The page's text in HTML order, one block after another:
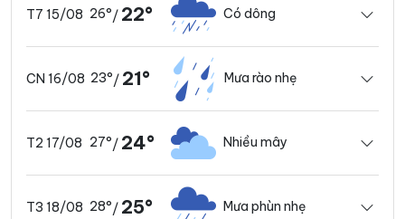
T7 15/08 26°/ 22° Có dông
CN 16/08 23°/ 21° Mưa rào nhẹ
T2 17/08 27°/ 24° Nhiều mây
T3 18/08 28°/ 25° Mưa phùn nhẹ